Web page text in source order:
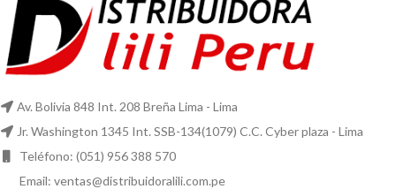
Av. Bolivia 848 Int. 208 Breña Lima - Lima
Jr. Washington 1345 Int. SSB-134(1079) C.C. Cyber plaza - Lima
Teléfono: (051) 956 388 570
Email: ventas@distribuidoralili.com.pe